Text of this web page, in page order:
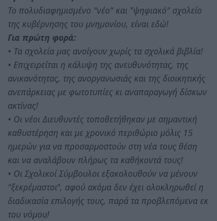
Το πολυδιαφημισμένο "νέο" και "ψηφιακό" σχολείο
της κυβέρνησης του μνημονίου, είναι εδώ!
Για πρώτη φορά:
• Τα σχολεία μας ανοίγουν χωρίς τα σχολικά βιβλία!
• Επιχειρείται η κάλυψη της ανευθυνότητας, της
ανικανότητας, της ανοργανωσιάς και της διοικητικής
ανεπάρκειας με φωτοτυπίες κι αναπαραγωγή δίσκων
ακτίνας!
• Οι νέοι Διευθυντές τοποθετήθηκαν με σημαντική
καθυστέρηση και με χρονικό περιθώριο μόλις 15
ημερών για να προσαρμοστούν στη νέα τους θέση
και να αναλάβουν πλήρως τα καθήκοντά τους!
• Οι Σχολικοί Σύμβουλοι εξακολουθούν να μένουν
"ξεκρέμαστοι", αφού ακόμα δεν έχει ολοκληρωθεί η
διαδικασία επιλογής τους, παρά τα προβλεπόμενα εκ
του νόμου!